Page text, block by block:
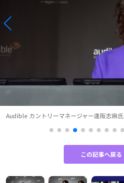
Audible カントリーマネージャー逢阪志麻氏
この記事へ戻る